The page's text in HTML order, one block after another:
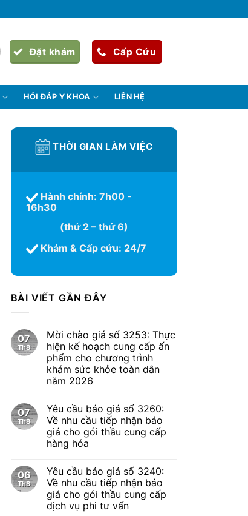
Đặt khám Cấp Cứu
HỎI ĐÁP Y KHOA LIÊN HỆ
THỜI GIAN LÀM VIỆC
Hành chính: 7h00 -
16h30
(thứ 2 – thứ 6)
Khám & Cấp cứu: 24/7
BÀI VIẾT GẦN ĐÂY
07
Th8
Mời chào giá số 3253: Thực
hiện kế hoạch cung cấp ấn
phẩm cho chương trình
khám sức khỏe toàn dân
năm 2026
07
Th8
Yêu cầu báo giá số 3260:
Về nhu cầu tiếp nhận báo
giá cho gói thầu cung cấp
hàng hóa
06
Th8
Yêu cầu báo giá số 3240:
Về nhu cầu tiếp nhận báo
giá cho gói thầu cung cấp
dịch vụ phi tư vấn